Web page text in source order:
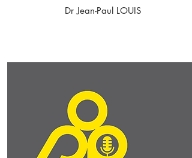
Dr Jean-Paul LOUIS